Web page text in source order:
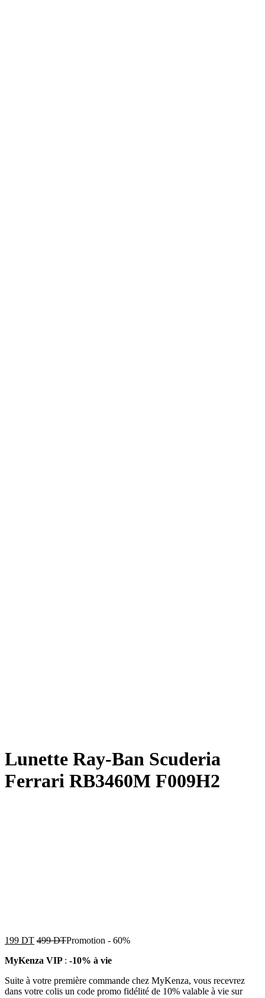
Lunette Ray-Ban Scuderia
Ferrari RB3460M F009H2
199 DT 499DTPromotion - 60%
MyKenza VIP : -10% à vie
Suite à votre première commande chez MyKenza, vous recevrez
dans votre colis un code promo fidélité de 10% valable à vie sur